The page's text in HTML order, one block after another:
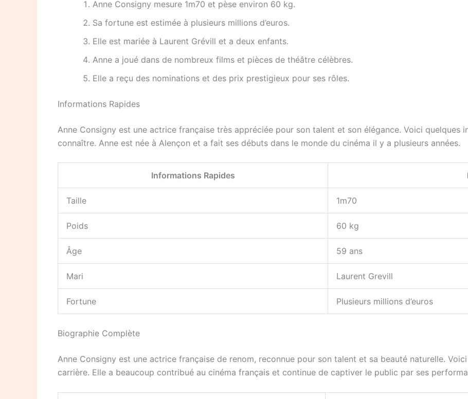
Anne Consigny mesure 1m70 et pèse environ 60 kg.
Sa fortune est estimée à plusieurs millions d’euros.
Elle est mariée à Laurent Grévill et a deux enfants.
Anne a joué dans de nombreux films et pièces de théâtre célèbres.
Elle a reçu des nominations et des prix prestigieux pour ses rôles.
Informations Rapides
Anne Consigny est une actrice française très appréciée pour son talent et son élégance. Voici quelques
connaître. Anne est née à Alençon et a fait ses débuts dans le monde du cinéma il y a plusieurs années.
Informations Rapides
Taille 1m70
Poids 60 kg
Âge 59 ans
Mari Laurent Grevill
Fortune Plusieurs millions d’euros
Biographie Complète
Anne Consigny est une actrice française de renom, reconnue pour son talent et sa beauté naturelle.
carrière. Elle a beaucoup contribué au cinéma français et continue de captiver le public par ses